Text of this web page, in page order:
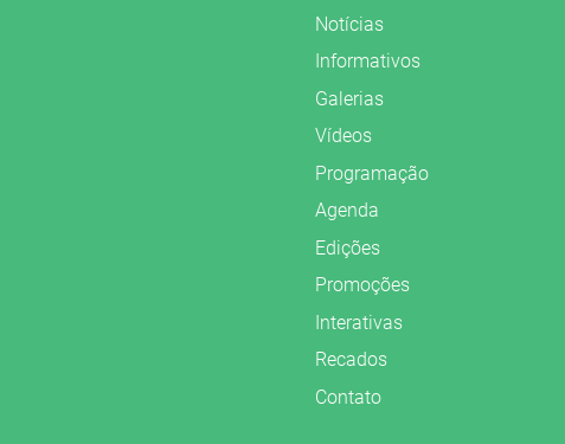
Notícias
Informativos
Galerias
Vídeos
Programação
Agenda
Edições
Promoções
Interativas
Recados
Contato